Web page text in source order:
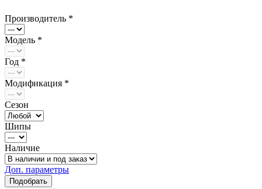
Производитель *
Модель *
Год *
Модификация *
Сезон
Шипы
Наличие
Доп. параметры